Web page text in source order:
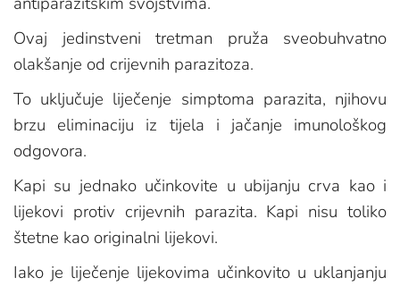
Ovaj jedinstveni tretman pruža sveobuhvatno
olakšanje od crijevnih parazitoza.
To uključuje liječenje simptoma parazita, njihovu
brzu eliminaciju iz tijela i jačanje imunološkog
odgovora.
Kapi su jednako učinkovite u ubijanju crva kao i
lijekovi protiv crijevnih parazita. Kapi nisu toliko
štetne kao originalni lijekovi.
Iako je liječenje lijekovima učinkovito u uklanjanju